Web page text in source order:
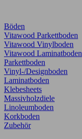
Böden
Vitawood Parkettboden
Vitawood Vinylboden
Vitawood Laminatboden
Parkettboden
Vinyl-/Designboden
Laminatboden
Klebesheets
Massivholzdiele
Linoleumboden
Korkboden
Zubehör